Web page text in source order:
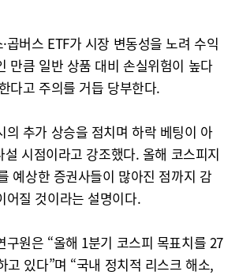
곱버스 ETF가 시장 변동성을 노려 수익
만큼 일반 상품 대비 손실위험이 높다
다고 주의를 거듭 당부한다.
의 추가 상승을 점치며 하락 베팅이 아
설 시점이라고 강조했다. 올해 코스피지
예상한 증권사들이 많아진 점까지 감
어질 것이라는 설명이다.
구원은 “올해 1분기 코스피 목표치를 27
고 있다”며 “국내 정치적 리스크 해소,